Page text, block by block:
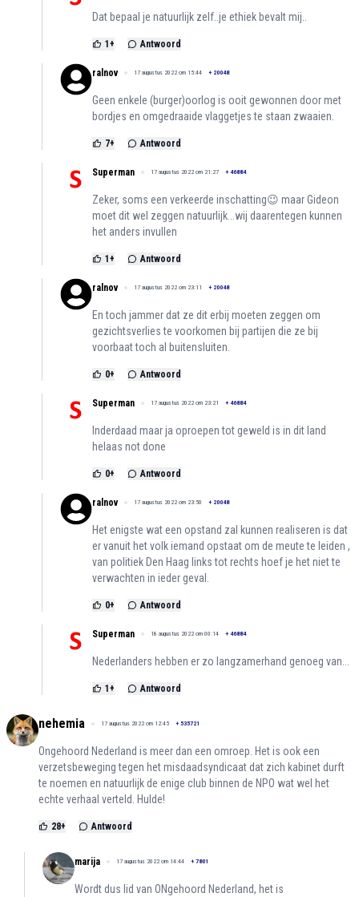
Dat bepaal je natuurlijk zelf..je ethiek bevalt mij..
1 + Antwoord
ralnov 17 augustus 2022 om 15:44 + 20048
Geen enkele (burger)oorlog is ooit gewonnen door met
bordjes en omgedraaide vlaggetjes te staan zwaaien.
7+ Antwoord
Superman 17 augustus 2022 om 21:27 + 46884
Zeker, soms een verkeerde inschatting😉 maar Gideon
moet dit wel zeggen natuurlijk...wij daarentegen kunnen
het anders invullen
1 + Antwoord
ralnov 17 augustus 2022 om 23:11 + 20048
En toch jammer dat ze dit erbij moeten zeggen om
gezichtsverlies te voorkomen bij partijen die ze bij
voorbaat toch al buitensluiten.
0+ Antwoord
Superman 17 augustus 2022 om 23:21 + 46884
Inderdaad maar ja oproepen tot geweld is in dit land
helaas not done
0+ Antwoord
ralnov 17 augustus 2022 om 23:50 + 20048
Het enigste wat een opstand zal kunnen realiseren is dat
er vanuit het volk iemand opstaat om de meute te leiden ,
van politiek Den Haag links tot rechts hoef je het niet te
verwachten in ieder geval.
0+ Antwoord
Superman 18 augustus 2022 om 00:14 + 46884
Nederlanders hebben er zo langzamerhand genoeg van...
1 + Antwoord
nehemia 17 augustus 2022 om 12:45 + 535721
Ongehoord Nederland is meer dan een omroep. Het is ook een
verzetsbeweging tegen het misdaadsyndicaat dat zich kabinet durft
te noemen en natuurlijk de enige club binnen de NPO wat wel het
echte verhaal verteld. Hulde!
28+ Antwoord
marija 17 augustus 2022 om 14:44 + 7801
Wordt dus lid van ONgehoord Nederland, het is